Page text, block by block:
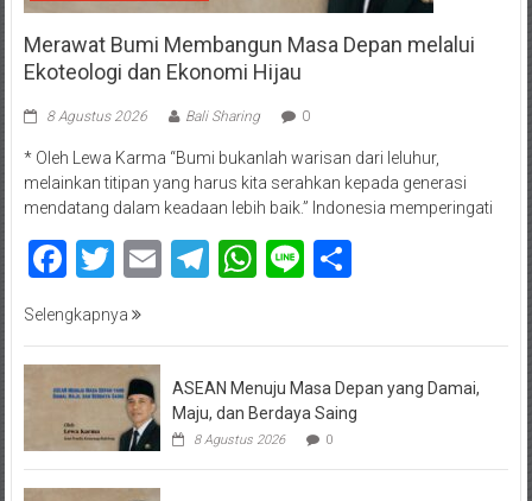
Merawat Bumi Membangun Masa Depan melalui
Ekoteologi dan Ekonomi Hijau
8 Agustus 2026 Bali Sharing 0
* Oleh Lewa Karma “Bumi bukanlah warisan dari leluhur,
melainkan titipan yang harus kita serahkan kepada generasi
mendatang dalam keadaan lebih baik.” Indonesia memperingati
Facebook
Twitter
EmailTelegram
WhatsApp
LineShare
Selengkapnya
ASEAN Menuju Masa Depan yang Damai,
Maju, dan Berdaya Saing
8 Agustus 2026 0